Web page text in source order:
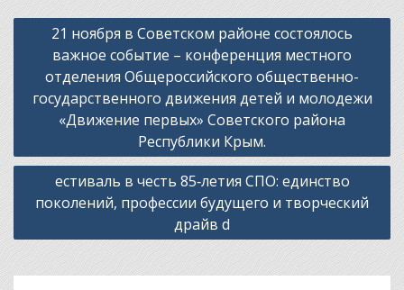
Навигация
записям
21 ноября в Советском районе состоялось
важное событие – конференция местного
отделения Общероссийского общественно-
государственного движения детей и молодежи
«Движение первых» Советского района
Республики Крым.
естиваль в честь 85‑летия СПО: единство
поколений, профессии будущего и творческий
драйв d